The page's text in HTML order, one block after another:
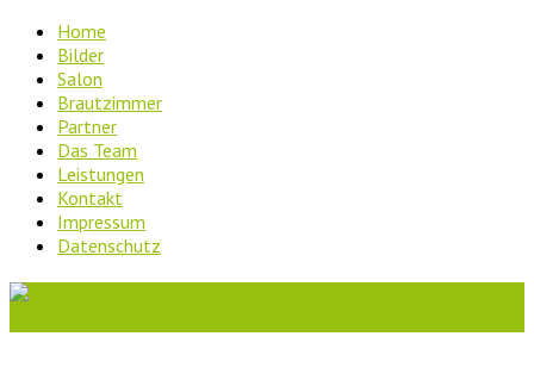
Home
Bilder
Salon
Brautzimmer
Partner
Das Team
Leistungen
Kontakt
Impressum
Datenschutz